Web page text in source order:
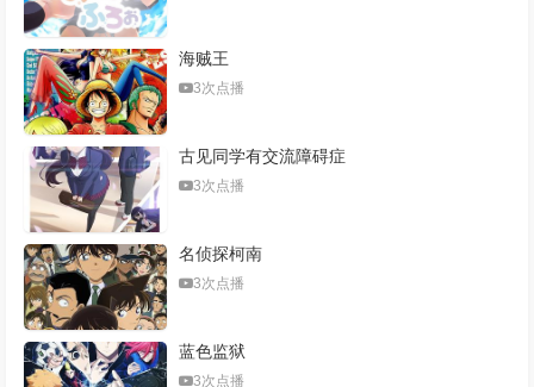
海贼王
3次点播
古见同学有交流障碍症
3次点播
名侦探柯南
3次点播
蓝色监狱
3次点播